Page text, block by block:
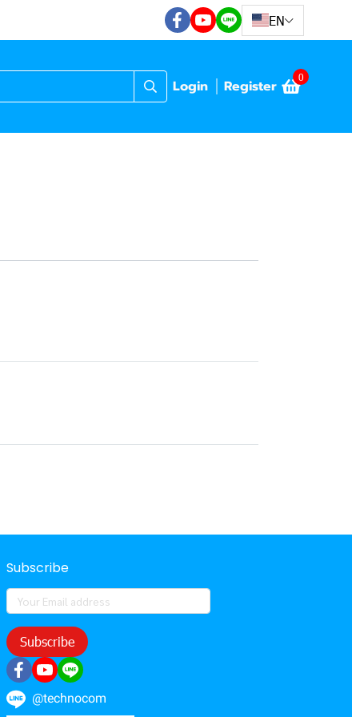
EN
Login Register 0
Subscribe
Subscribe
@technocom